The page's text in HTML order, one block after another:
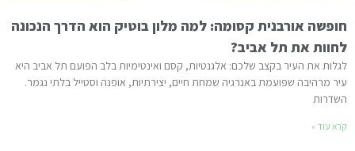
חופשה אורבנית קסומה: למה מלון בוטיק הוא הדרך הנכונה
לחוות את תל אביב?
לגלות את העיר בקצב שלכם: אלגנטיות, קסם ואינטימיות בלב הפועם תל אביב היא
עיר מרהיבה שפועמת באנרגיה שמחת חיים, יצירתיות, אופנה וסטייל בלתי נגמר.
השדרות
קרא עוד »